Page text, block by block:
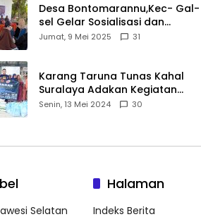
Desa Bontomarannu,Kec- Gal-
sel Gelar Sosialisasi dan
Bimtek Pemutakhiran Data ID
Jumat, 9 Mei 2025 31
Karang Taruna Tunas Kahal
Suralaya Adakan Kegiatan
Bansos Terhadap Kaum
Senin, 13 Mei 2024 30
Selatan
Halaman
Indeks Berita